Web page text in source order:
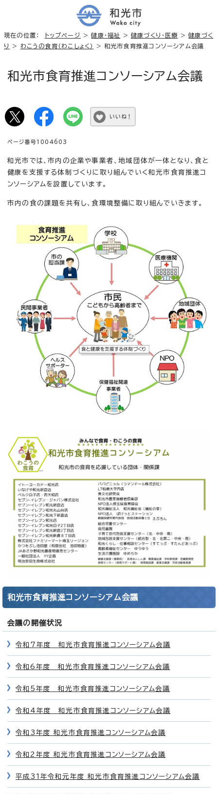
現在の位置： トップページ >健康・福祉 >健康づくり・医療 >健康づく
り
> わこうの食育（わこしょく） > 和光市食育推進コンソーシアム会議
和光市食育推進コンソーシアム会議
いいね！
ページ番号1004603
和光市では、市内の企業や事業者、地域団体が一体となり、食と
健康を支援する体制づくりに取り組んでいく和光市食育推進コ
ンソーシアムを設置しています。
市内の食の課題を共有し、食環境整備に取り組んでいきます。
和光市食育推進コンソーシアム会議
会議の開催状況
令和7年度 和光市食育推進コンソーシアム会議
令和6年度 和光市食育推進コンソーシアム会議
令和5年度 和光市食育推進コンソーシアム会議
令和4年度 和光市食育推進コンソーシアム会議
令和3年度 和光市食育推進コンソーシアム会議
令和2年度 和光市食育推進コンソーシアム会議
平成31年令和元年度 和光市食育推進コンソーシアム会議